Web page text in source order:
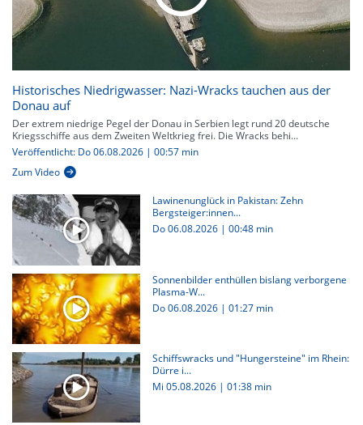
Historisches Niedrigwasser: Nazi-Wracks tauchen aus der
Donau auf
Der extrem niedrige Pegel der Donau in Serbien legt rund 20 deutsche
Kriegsschiffe aus dem Zweiten Weltkrieg frei. Die Wracks behi...
Veröffentlicht: Do 06.08.2026 | 00:57 min
Zum Video
Lawinenunglück in Pakistan: Zehn
Bergsteiger:innen...
Do 06.08.2026 | 00:48 min
Sonnenbilder enthüllen bislang verborgene
Plasma-W...
Do 06.08.2026 | 01:27 min
Schiffswracks und "Hungersteine" im Rhein:
Dürre i...
Mi 05.08.2026 | 01:38 min